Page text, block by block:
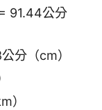
91.44公分
分（cm）
）